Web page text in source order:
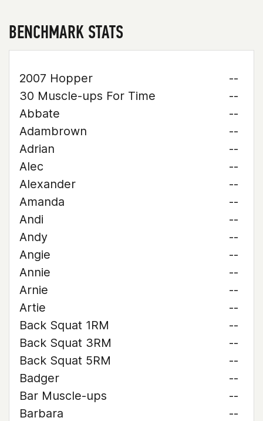
BENCHMARK STATS
2007 Hopper
--
30 Muscle-ups For Time
--
Abbate
--
Adambrown
--
Adrian
--
Alec
--
Alexander
--
Amanda
--
Andi
--
Andy
--
Angie
--
Annie
--
Arnie
--
Artie
--
Back Squat 1RM
--
Back Squat 3RM
--
Back Squat 5RM
--
Badger
--
Bar Muscle-ups
--
Barbara
--